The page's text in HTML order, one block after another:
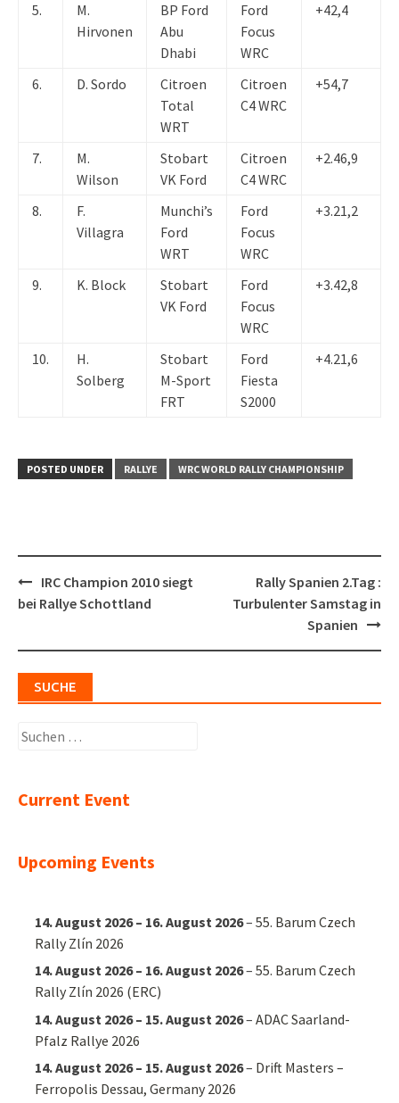
5.
M.
Hirvonen
BP Ford
Abu
Dhabi
Ford
Focus
WRC
+42,4
6. D. Sordo
Citroen
Total
WRT
Citroen
C4 WRC
+54,7
7.
M.
Wilson
Stobart
VK Ford
Citroen
C4 WRC
+2.46,9
8.
F.
Villagra
Munchi’s
Ford
WRT
Ford
Focus
WRC
+3.21,2
9. K. Block
Stobart
VK Ford
Ford
Focus
WRC
+3.42,8
10.
H.
Solberg
Stobart
M-Sport
FRT
Ford
Fiesta
S2000
+4.21,6
POSTED UNDER RALLYE WRC WORLD RALLY CHAMPIONSHIP
Post
navigation
IRC Champion 2010 siegt
bei Rallye Schottland
Rally Spanien 2.Tag :
Turbulenter Samstag in
Spanien
SUCHE
Suchen
Current Event
Upcoming Events
14. August 2026– 16. August 2026–55. Barum Czech
Rally Zlín 2026
14. August 2026– 16. August 2026–55. Barum Czech
Rally Zlín 2026 (ERC)
14. August 2026– 15. August 2026–ADAC Saarland-
Pfalz Rallye 2026
14. August 2026– 15. August 2026– Drift Masters –
Ferropolis Dessau, Germany 2026